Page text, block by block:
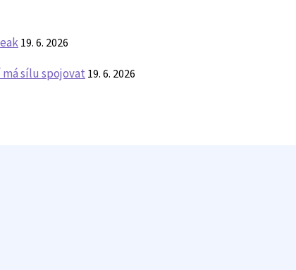
19. 6. 2026
sílu spojovat 19. 6. 2026